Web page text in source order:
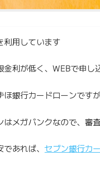
用しています
利が低く、WEBで申し
銀行カードローンです
メガバンクなので、審査
であれば、セブン銀行カ